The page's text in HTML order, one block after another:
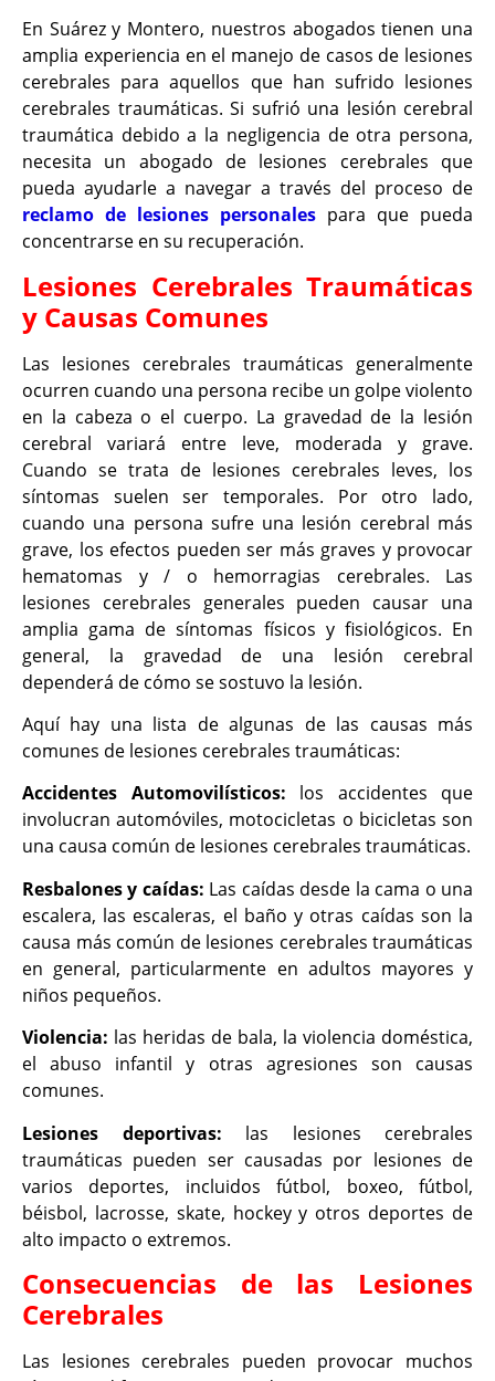
En Suárez y Montero, nuestros abogados tienen una
amplia experiencia en el manejo de casos de lesiones
cerebrales para aquellos que han sufrido lesiones
cerebrales traumáticas. Si sufrió una lesión cerebral
traumática debido a la negligencia de otra persona,
necesita un abogado de lesiones cerebrales que
pueda ayudarle a navegar a través del proceso de
reclamo de lesiones personales para que pueda
concentrarse en su recuperación.
Lesiones Cerebrales Traumáticas
y Causas Comunes
Las lesiones cerebrales traumáticas generalmente
ocurren cuando una persona recibe un golpe violento
en la cabeza o el cuerpo. La gravedad de la lesión
cerebral variará entre leve, moderada y grave.
Cuando se trata de lesiones cerebrales leves, los
síntomas suelen ser temporales. Por otro lado,
cuando una persona sufre una lesión cerebral más
grave, los efectos pueden ser más graves y provocar
hematomas y / o hemorragias cerebrales. Las
lesiones cerebrales generales pueden causar una
amplia gama de síntomas físicos y fisiológicos. En
general, la gravedad de una lesión cerebral
dependerá de cómo se sostuvo la lesión.
Aquí hay una lista de algunas de las causas más
comunes de lesiones cerebrales traumáticas:
Accidentes Automovilísticos: los accidentes que
involucran automóviles, motocicletas o bicicletas son
una causa común de lesiones cerebrales traumáticas.
Resbalones y caídas: Las caídas desde la cama o una
escalera, las escaleras, el baño y otras caídas son la
causa más común de lesiones cerebrales traumáticas
en general, particularmente en adultos mayores y
niños pequeños.
Violencia: las heridas de bala, la violencia doméstica,
el abuso infantil y otras agresiones son causas
comunes.
Lesiones deportivas: las lesiones cerebrales
traumáticas pueden ser causadas por lesiones de
varios deportes, incluidos fútbol, boxeo, fútbol,
béisbol, lacrosse, skate, hockey y otros deportes de
alto impacto o extremos.
Consecuencias de las Lesiones
Cerebrales
Las lesiones cerebrales pueden provocar muchos